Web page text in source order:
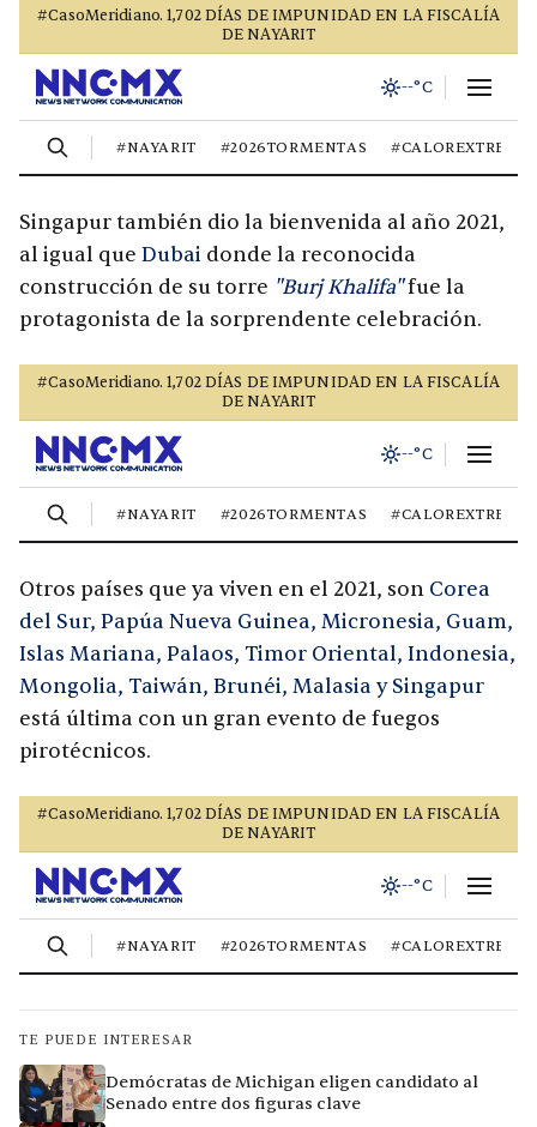
Singapur también dio la bienvenida al año 2021,
al igual que Dubai donde la reconocida
construcción de su torre "Burj Khalifa"fue la
protagonista de la sorprendente celebración.
Otros países que ya viven en el 2021, son Corea
del Sur, Papúa Nueva Guinea, Micronesia, Guam,
Islas Mariana, Palaos, Timor Oriental, Indonesia,
Mongolia, Taiwán, Brunéi, Malasia y Singapur
está última con un gran evento de fuegos
pirotécnicos.
TE PUEDE INTERESAR
Demócratas de Michigan eligen candidato al
Senado entre dos figuras clave